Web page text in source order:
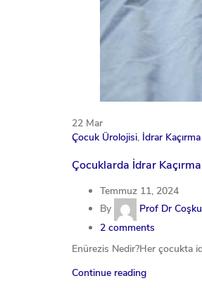
22 Mar
Çocuk Ürolojisi, İdrar Kaçırma
Çocuklarda İdrar
Temmuz 11, 2024
By
Prof Dr
2 comments
Enürezis Nedir?Her çocukta
Continue reading